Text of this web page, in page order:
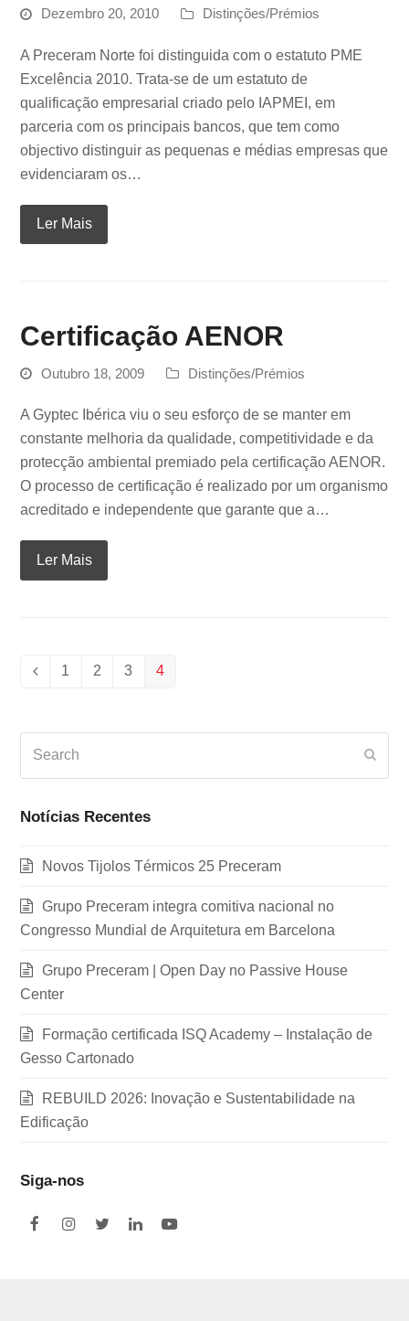
Dezembro 20, 2010 Distinções/Prémios
A Preceram Norte foi distinguida com o estatuto PME
Excelência 2010. Trata-se de um estatuto de
qualificação empresarial criado pelo IAPMEI, em
parceria com os principais bancos, que tem como
objectivo distinguir as pequenas e médias empresas que
evidenciaram os…
Ler Mais
Certificação AENOR
Outubro 18, 2009 Distinções/Prémios
A Gyptec Ibérica viu o seu esforço de se manter em
constante melhoria da qualidade, competitividade e da
protecção ambiental premiado pela certificação AENOR.
O processo de certificação é realizado por um organismo
acreditado e independente que garante que a…
Ler Mais
Previous
Page
1 Page
2 Page
3 Page
4
Notícias Recentes
Novos Tijolos Térmicos 25 Preceram
Grupo Preceram integra comitiva nacional no
Congresso Mundial de Arquitetura em Barcelona
Grupo Preceram | Open Day no Passive House
Center
Formação certificada ISQ Academy – Instalação de
Gesso Cartonado
REBUILD 2026: Inovação e Sustentabilidade na
Edificação
Siga-nos
F
I
T
L
Y